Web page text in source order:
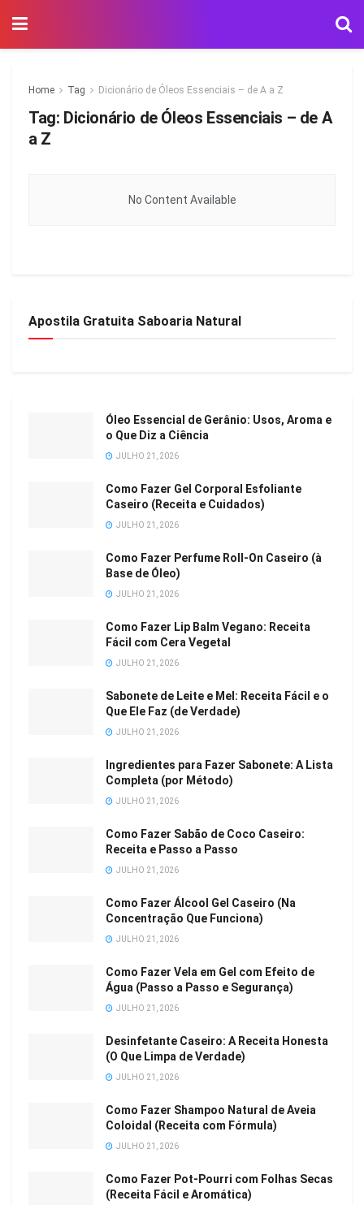
Home Tag Dicionário de Óleos Essenciais – de A a Z
Tag: Dicionário de Óleos Essenciais – de A
a Z
No Content Available
Apostila Gratuita Saboaria Natural
Óleo Essencial de Gerânio: Usos, Aroma e
o Que Diz a Ciência
JULHO 21, 2026
Como Fazer Gel Corporal Esfoliante
Caseiro (Receita e Cuidados)
JULHO 21, 2026
Como Fazer Perfume Roll-On Caseiro (à
Base de Óleo)
JULHO 21, 2026
Como Fazer Lip Balm Vegano: Receita
Fácil com Cera Vegetal
JULHO 21, 2026
Sabonete de Leite e Mel: Receita Fácil e o
Que Ele Faz (de Verdade)
JULHO 21, 2026
Ingredientes para Fazer Sabonete: A Lista
Completa (por Método)
JULHO 21, 2026
Como Fazer Sabão de Coco Caseiro:
Receita e Passo a Passo
JULHO 21, 2026
Como Fazer Álcool Gel Caseiro (Na
Concentração Que Funciona)
JULHO 21, 2026
Como Fazer Vela em Gel com Efeito de
Água (Passo a Passo e Segurança)
JULHO 21, 2026
Desinfetante Caseiro: A Receita Honesta
(O Que Limpa de Verdade)
JULHO 21, 2026
Como Fazer Shampoo Natural de Aveia
Coloidal (Receita com Fórmula)
JULHO 21, 2026
Como Fazer Pot-Pourri com Folhas Secas
(Receita Fácil e Aromática)